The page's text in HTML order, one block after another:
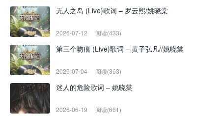
无人之岛 (Live)歌词 – 罗云熙/姚晓棠
2026-07-12 阅读(433)
第三个吻痕 (Live)歌词 – 黄子弘凡//姚晓棠
2026-07-04 阅读(363)
迷人的危险歌词 – 姚晓棠
2026-06-19 阅读(661)